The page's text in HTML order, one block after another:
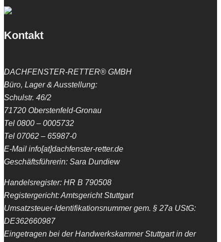
Kontakt
DACHFENSTER-RETTER® GMBH
Büro, Lager & Ausstellung:
Schulstr. 46/2
71720 Oberstenfeld-Gronau
Tel 0800 – 0005732
Tel 07062 – 65987-0
E-Mail info[at]dachfenster-retter.de
Geschäftsführerin: Sara Dundiew
Handelsregister: HR B 790508
Registergericht: Amtsgericht Stuttgart
Umsatzsteuer-Identifikationsnummer gem. § 27a UStG:
DE362660987
Eingetragen bei der Handwerkskammer Stuttgart in der